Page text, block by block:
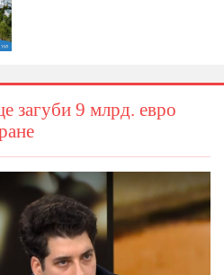
загуби 9 млрд. евро